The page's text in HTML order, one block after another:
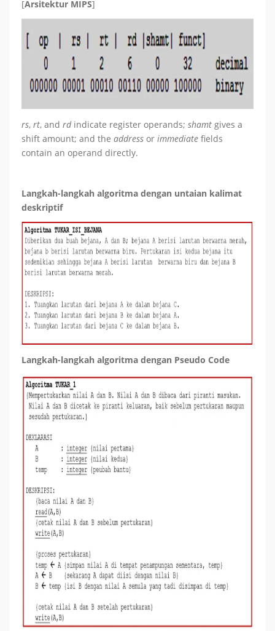
[Arsitektur MIPS]
rs, rt, and rdindicate register operands; shamt gives a
shift amount; and the address or immediate fields
contain an operand directly.
Langkah-langkah algoritma dengan untaian kalimat
deskriptif
Langkah-langkah algoritma dengan Pseudo Code